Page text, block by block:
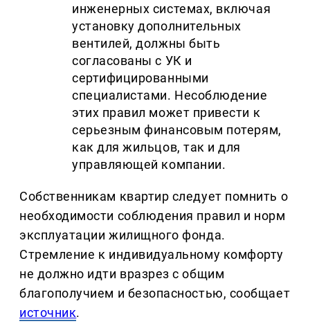
инженерных системах, включая
установку дополнительных
вентилей, должны быть
согласованы с УК и
сертифицированными
специалистами. Несоблюдение
этих правил может привести к
серьезным финансовым потерям,
как для жильцов, так и для
управляющей компании.
Собственникам квартир следует помнить о
необходимости соблюдения правил и норм
эксплуатации жилищного фонда.
Стремление к индивидуальному комфорту
не должно идти вразрез с общим
благополучием и безопасностью, сообщает
источник.